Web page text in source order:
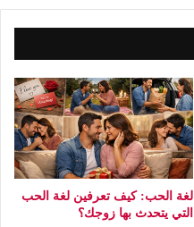
لغة الحب: كيف تعرفين لغة الحب
التي يتحدث بها زوجك؟